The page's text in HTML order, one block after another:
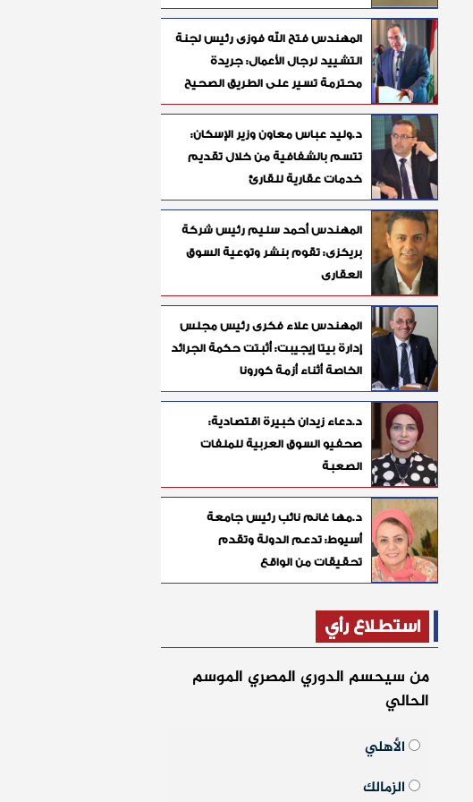
المهندس فتح الله فوزى رئيس لجنة
التشييد لرجال الأعمال: جريدة
محترمة تسير على الطريق الصحيح
د.وليد عباس معاون وزير الإسكان:
تتسم بالشفافية من خلال تقديم
خدمات عقارية للقارئ
المهندس أحمد سليم رئيس شركة
بريكزى: تقوم بنشر وتوعية السوق
العقارى
المهندس علاء فكرى رئيس مجلس
إدارة بيتا إيجيبت: أثبتت حكمة الجرائد
الخاصة أثناء أزمة كورونا
د.دعاء زيدان خبيرة اقتصادية:
صحفيو السوق العربية للملفات
الصعبة
د.مها غانم نائب رئيس جامعة
أسيوط: تدعم الدولة وتقدم
تحقيقات من الواقع
استطلاع رأي
من سيحسم الدوري المصري الموسم
الحالي
الأهلي
الزمالك